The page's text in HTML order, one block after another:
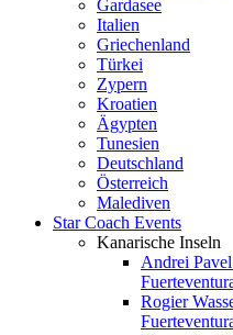
Gardasee
Italien
Griechenland
Türkei
Zypern
Kroatien
Ägypten
Tunesien
Deutschland
Österreich
Malediven
Star Coach Events
Kanarische Inseln
Andrei
Rogier